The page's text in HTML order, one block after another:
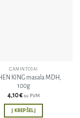
GAMINTOJAI
KING masala MDH,
100g
4,10€ su PVM
Į KREPŠELĮ